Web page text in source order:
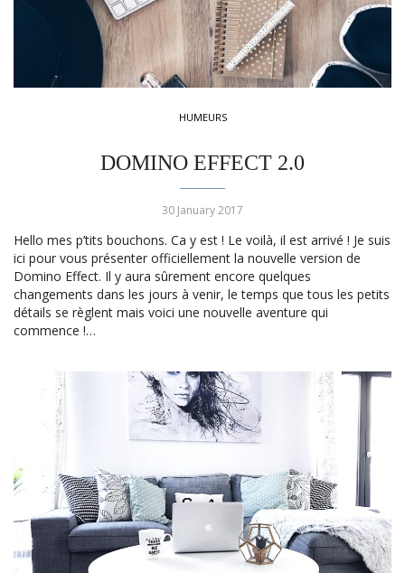
HUMEURS
DOMINO EFFECT 2.0
30 January 2017
Hello mes p’tits bouchons. Ca y est ! Le voilà, il est arrivé ! Je suis
ici pour vous présenter officiellement la nouvelle version de
Domino Effect. Il y aura sûrement encore quelques
changements dans les jours à venir, le temps que tous les petits
détails se règlent mais voici une nouvelle aventure qui
commence !…